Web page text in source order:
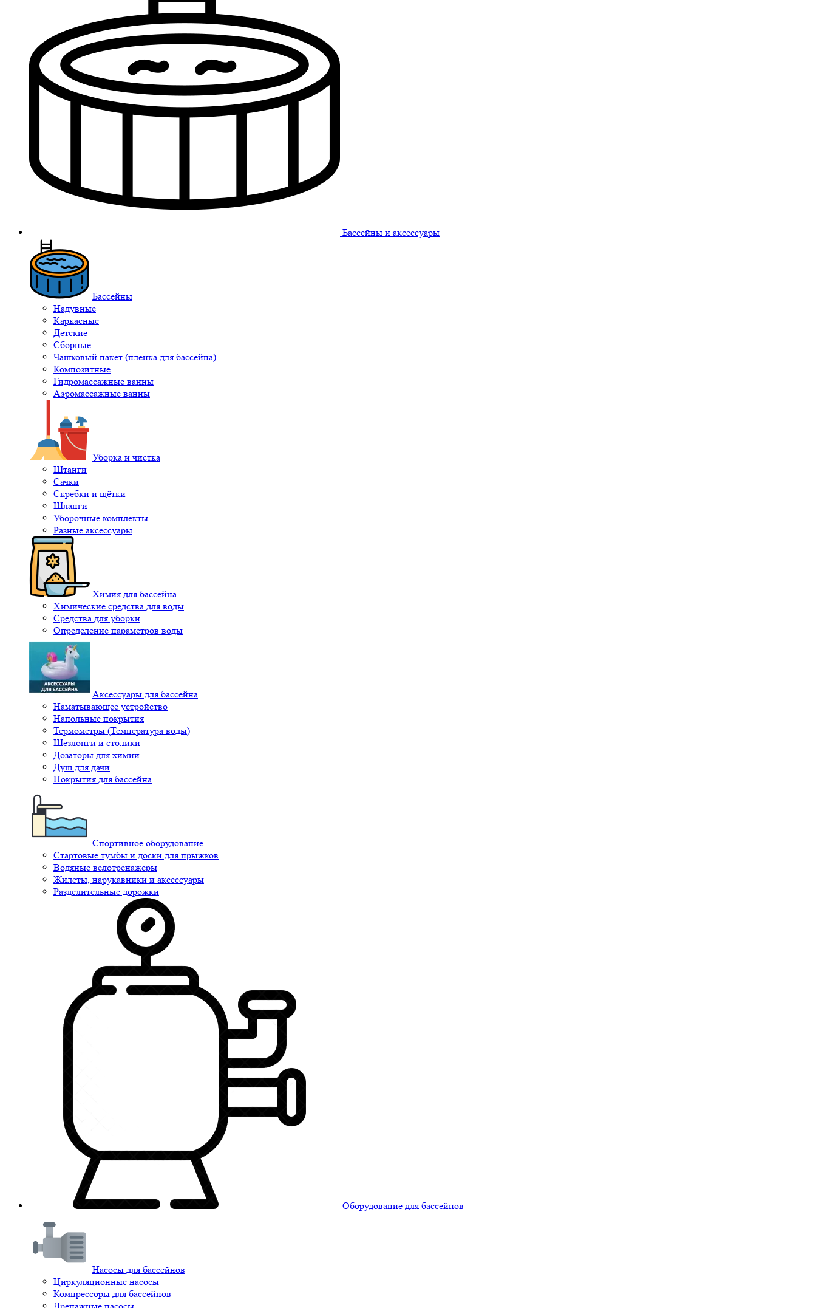
Бассейны и аксессуары
Бассейны
Надувные
Каркасные
Детские
Сборные
Чашковый пакет (пленка для бассейна)
Композитные
Гидромассажные ванны
Аэромассажные ванны
Уборка и чистка
Штанги
Сачки
Скребки и щётки
Шланги
Уборочные комплекты
Разные аксессуары
Химия для бассейна
Химические средства для воды
Средства для уборки
Определение параметров воды
Аксессуары для бассейна
Наматывающее устройство
Напольные покрытия
Термометры (Температура воды)
Шезлонги и столики
Дозаторы для химии
Душ для дачи
Покрытия для бассейна
Спортивное оборудование
Стартовые тумбы и доски для прыжков
Водяные велотренажеры
Жилеты, нарукавники и аксессуары
Разделительные дорожки
Оборудование для бассейнов
Насосы для бассейнов
Циркуляционные насосы
Компрессоры для бассейнов